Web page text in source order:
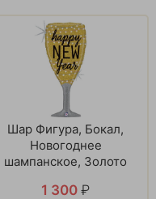
Шар Фигура, Бокал,
Новогоднее
шампанское, Золото
1 300 ₽